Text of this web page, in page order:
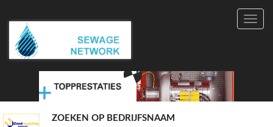
ZOEKEN OP BEDRIJFSNAAM